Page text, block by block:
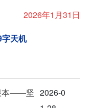
2026年1月31日
天机
本——坚 2026-0